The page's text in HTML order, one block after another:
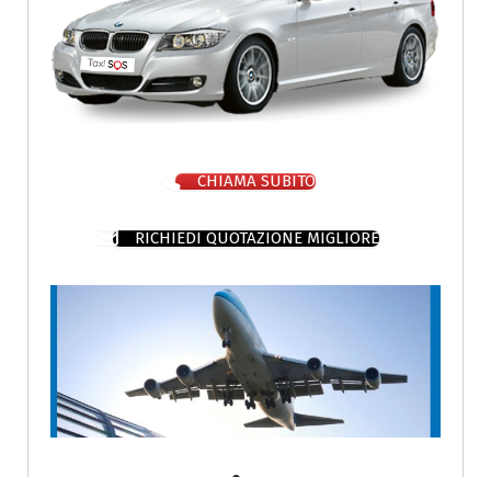
CHIAMA SUBITO
RICHIEDI QUOTAZIONE MIGLIORE